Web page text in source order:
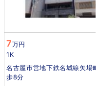
7万円
1K
名古屋市営地下鉄名城線矢場
歩8分